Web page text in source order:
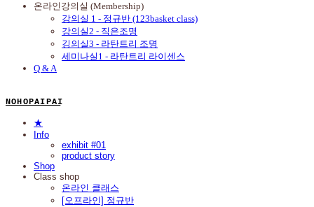
온라인강의실 (Membership)
강의실 1 - 정규반 (123basket class)
강의실2 - 직은조명
깅의실3 - 라탄트리 조명
세미나실1 - 라탄트리 라이센스
Q & A
N O H O P A I P A I
★
Info
exhibit #01
product story
Shop
Class shop
온라인 클래스
[오프라인] 정규반